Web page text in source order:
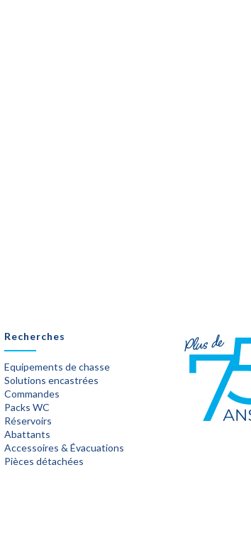
Recherches
Equipements de chasse
Solutions encastrées
Commandes
Packs WC
Réservoirs
Abattants
Accessoires & Évacuations
Pièces détachées